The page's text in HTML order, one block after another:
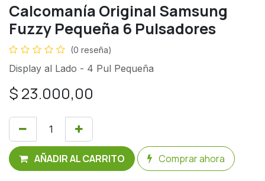
Calcomanía Original Samsung
Fuzzy Pequeña 6 Pulsadores
(0 reseña)
Display al Lado - 4 Pul Pequeña
$ 23.000,00
AÑADIR AL CARRITO Comprar ahora